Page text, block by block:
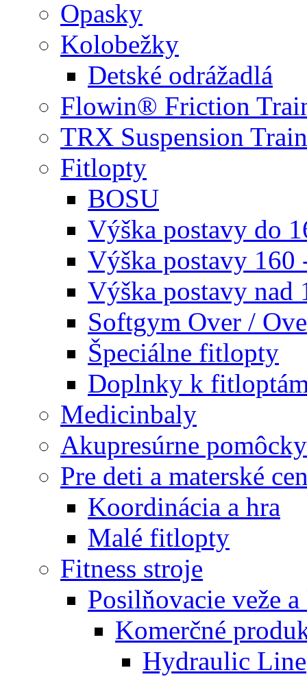
Opasky
Kolobežky
Detské odrážadlá
Flowin® Friction
TRX Suspension
Fitlopty
BOSU
Výška postavy do
Výška postavy 160
Výška postavy nad
Softgym Over /
Špeciálne fitlopty
Doplnky k
Medicinbaly
Akupresúrne pomôcky
Pre deti a materské
Koordinácia a hra
Malé fitlopty
Fitness stroje
Posilňovacie veže
Komerčné
Hydraulic Line